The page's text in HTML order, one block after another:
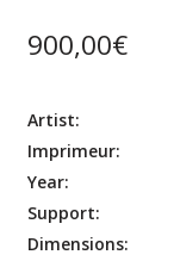
900,00€
Artist:
Imprimeur:
Year:
Support:
Dimensions: